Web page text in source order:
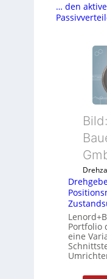
… den
Portfolio
eine